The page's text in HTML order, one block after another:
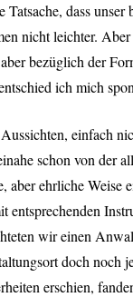
Tatsache, dass
nicht leichter.
bezüglich der
ich mich
einfach
schon von der
aber ehrliche
entsprechenden
wir einen
doch
erschien,